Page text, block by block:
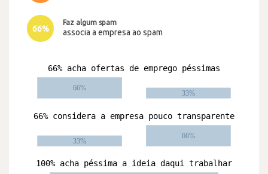
66%
Faz algum spam
associa a empresa ao spam